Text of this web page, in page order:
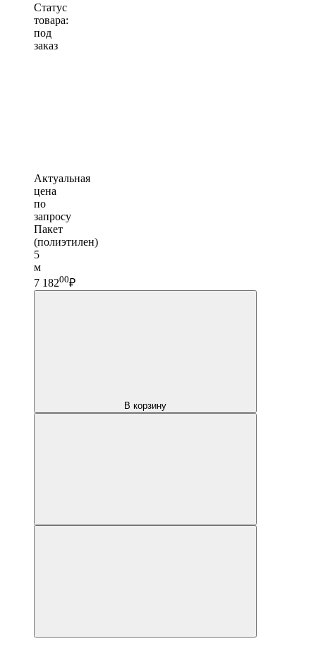
Статус
товара:
под
заказ
Актуальная
цена
по
запросу
Пакет
(полиэтилен)
5
м
7 18200₽
В корзину